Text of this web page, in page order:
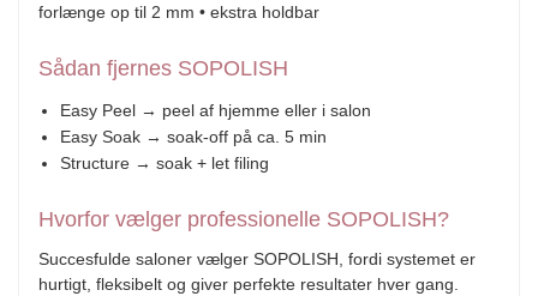
forlænge op til 2 mm • ekstra holdbar
Sådan fjernes SOPOLISH
Easy Peel → peel af hjemme eller i salon
Easy Soak → soak-off på ca. 5 min
Structure → soak + let filing
Hvorfor vælger professionelle SOPOLISH?
Succesfulde saloner vælger SOPOLISH, fordi systemet er
hurtigt, fleksibelt og giver perfekte resultater hver gang.